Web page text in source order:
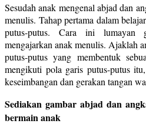
Sesudah anak mengenal abjad dan
menulis. Tahap pertama dalam
putus-putus. Cara ini lumayan
mengajarkan anak menulis. Ajaklah
putus-putus yang membentuk
mengikuti pola garis putus-putus
keseimbangan dan gerakan tangan
Sediakan gambar abjad dan
bermain anak